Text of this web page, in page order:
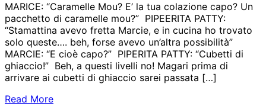
MARICE: “Caramelle Mou? E’ la tua colazione capo? Un
pacchetto di caramelle mou?” PIPEERITA PATTY:
“Stamattina avevo fretta Marcie, e in cucina ho trovato
solo queste…. beh, forse avevo un’altra possibilità”
MARCIE: “E cioè capo?” PIPERITA PATTY: “Cubetti di
ghiaccio!” Beh, a questi livelli no! Magari prima di
arrivare ai cubetti di ghiaccio sarei passata […]
Read More